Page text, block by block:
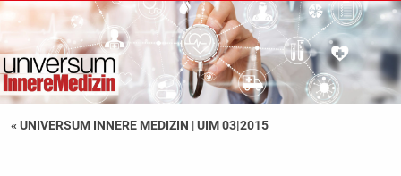
« UNIVERSUM INNERE MEDIZIN |UIM 03|2015